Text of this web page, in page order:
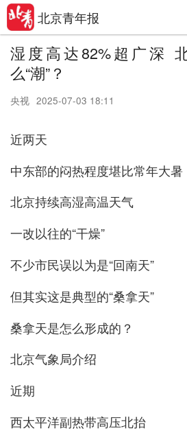
北京青年报
湿度高达82%超广深
么“潮”？
央视 2025-07-03 18:11
近两天
中东部的闷热程度堪比常年大暑
北京持续高湿高温天气
一改以往的“干燥”
不少市民误以为是“回南天”
但其实这是典型的“桑拿天”
桑拿天是怎么形成的？
北京气象局介绍
近期
西太平洋副热带高压北抬